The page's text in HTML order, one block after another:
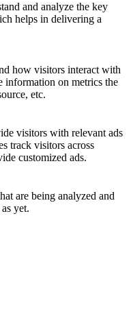
and analyze the key
helps in delivering a
how visitors interact with
information on metrics the
etc.
visitors with relevant ads
track visitors across
customized ads.
are being analyzed and
yet.